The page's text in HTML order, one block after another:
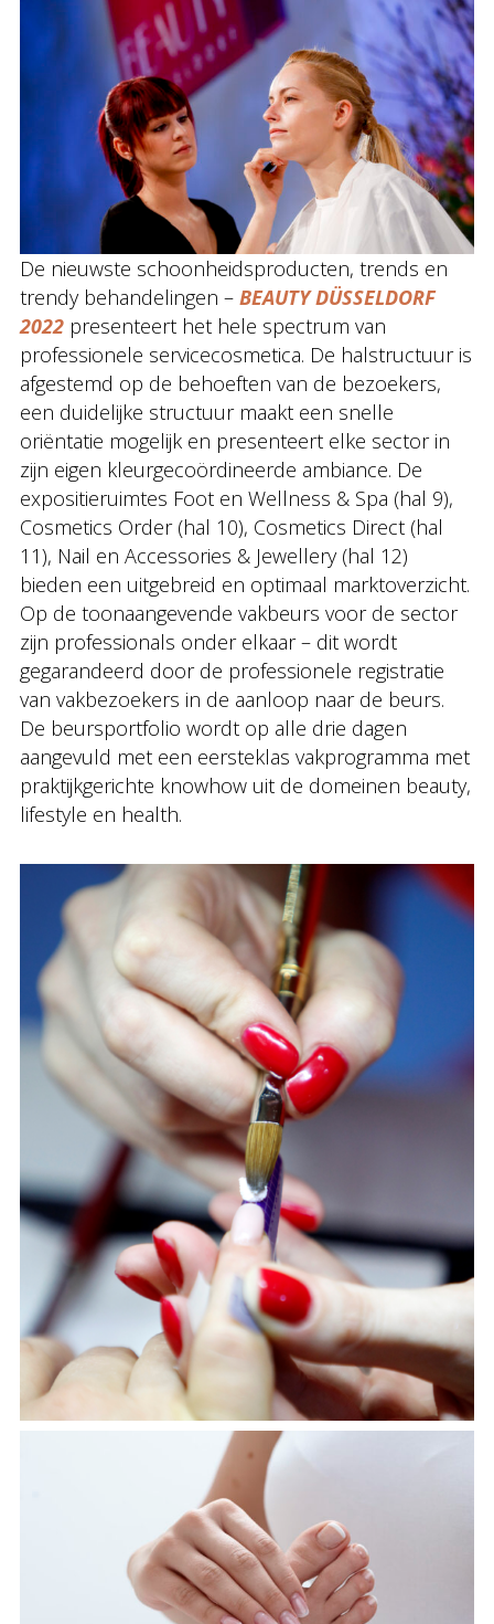
De nieuwste schoonheidsproducten, trends en
trendy behandelingen – BEAUTY DÜSSELDORF
2022 presenteert het hele spectrum van
professionele servicecosmetica. De halstructuur is
afgestemd op de behoeften van de bezoekers,
een duidelijke structuur maakt een snelle
oriëntatie mogelijk en presenteert elke sector in
zijn eigen kleurgecoördineerde ambiance. De
expositieruimtes Foot en Wellness & Spa (hal 9),
Cosmetics Order (hal 10), Cosmetics Direct (hal
11), Nail en Accessories & Jewellery (hal 12)
bieden een uitgebreid en optimaal marktoverzicht.
Op de toonaangevende vakbeurs voor de sector
zijn professionals onder elkaar – dit wordt
gegarandeerd door de professionele registratie
van vakbezoekers in de aanloop naar de beurs.
De beursportfolio wordt op alle drie dagen
aangevuld met een eersteklas vakprogramma met
praktijkgerichte knowhow uit de domeinen beauty,
lifestyle en health.